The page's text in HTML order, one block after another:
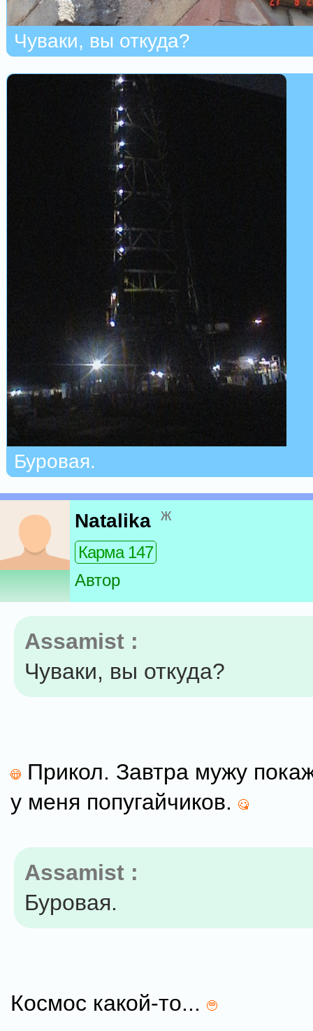
Чуваки, вы откуда?
Буровая.
Natalika ж
Карма 147
Автор
Assamist :
Чуваки, вы откуда?
Прикол. Завтра мужу
у меня попугайчиков.
Assamist :
Буровая.
Космос какой-то...